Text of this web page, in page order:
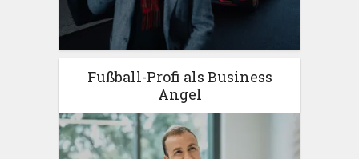
Fußball-Profi als Business
Angel